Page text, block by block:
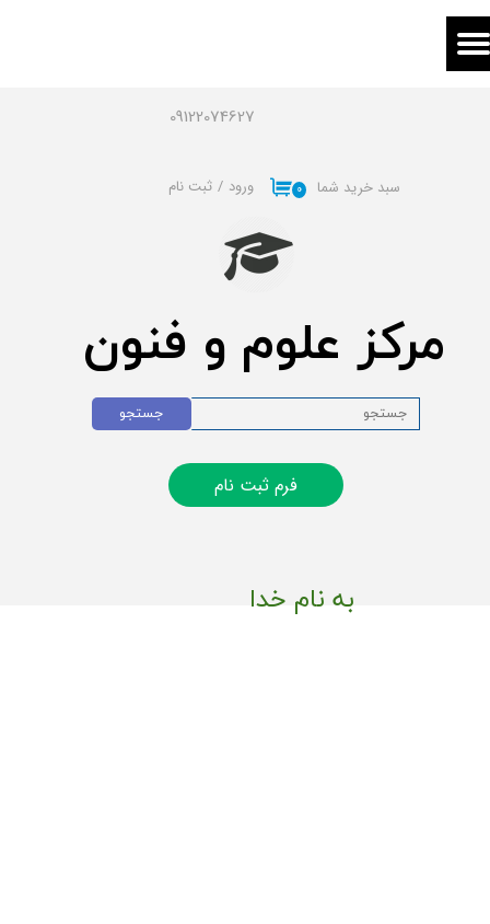
09122074627
مرکز علوم و فنون
۰ سبد خرید شما ورود / ثبت نام
حساب کاربری من
خروج از حساب کاربری
فرم ثبت نام
جستجو
به نام خدا